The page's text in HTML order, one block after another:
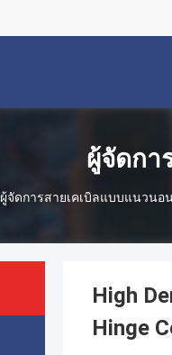
ผู้จัดกา
ผู้จัดการสายเคเบิลแบบแนวนอ
High
Hinge